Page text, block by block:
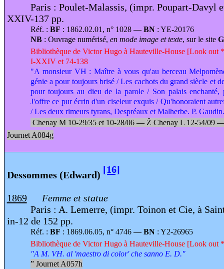
Paris : Poulet-Malassis, (impr. Poupart-Davyl
XXIV-137 pp.
Réf. : BF : 1862.02.01, n° 1028 — BN: YE-20176
NB: Ouvrage numérisé, en mode image et texte, sur le site
Bibliothèque de Victor Hugo à Hauteville-House [Look out
I-XXIV et 74-138
"A monsieur VH : Maître à vous qu'au berceau
génie a pour toujours brisé / Les cachots du grand siècle et
pour toujours au dieu de la parole / Son palais enchanté,
J'offre ce pur écrin d'un ciseleur exquis / Qu'honoraient
/ Les deux rimeurs tyrans, Despréaux et Malherbe. P.
Chenay M 10-29/35 et 10-28/06 — Ž Chenay L 12-54/09
Journet A084g
Dessommes (Edward) [16]
1869
Femme et statue
Paris : A. Lemerre, (impr. Toinon et Cie, à
in-12 de 152 pp.
Réf. : BF : 1869.06.05, n° 4746 — BN: Y2-26965
Bibliothèque de Victor Hugo à Hauteville-House [Look out
"A M. VH. al 'maestro di color' che sanno E. D."
”Journet A057h